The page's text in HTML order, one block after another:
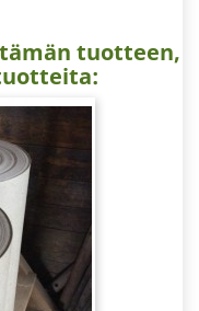
tuotteen,